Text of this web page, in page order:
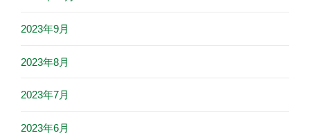
2023年9月
2023年8月
2023年7月
2023年6月